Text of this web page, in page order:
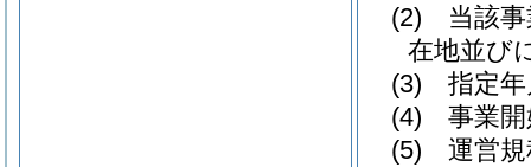
(2)
当該
在地並び
(3)
指定
(4)
事業
(5)
運営